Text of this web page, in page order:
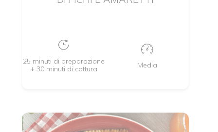
25 minuti di preparazione
+ 30 minuti di cottura
Media